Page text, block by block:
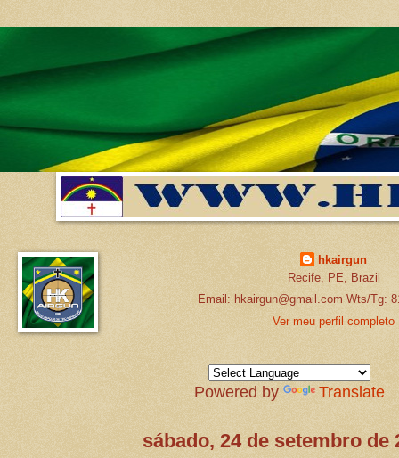
hkairgun
Recife, PE, Brazil
Email: hkairgun@gmail.com Wts/Tg:
Ver meu perfil completo
Powered by Translate
sábado, 24 de setembro de